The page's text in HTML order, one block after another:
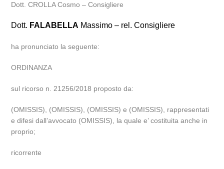
Dott. CROLLA Cosmo – Consigliere
Dott. FALABELLA Massimo – rel. Consigliere
ha pronunciato la seguente:
ORDINANZA
sul ricorso n. 21256/2018 proposto da:
(OMISSIS), (OMISSIS), (OMISSIS) e (OMISSIS), rappresentati
e difesi dall’avvocato (OMISSIS), la quale e’ costituita anche in
proprio;
ricorrente